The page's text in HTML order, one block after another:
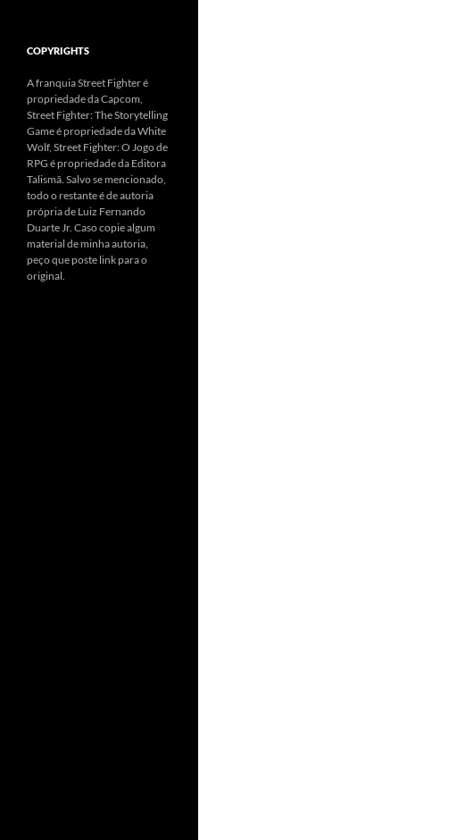
COPYRIGHTS
A franquia Street Fighter é
propriedade da Capcom,
Street Fighter: The Storytelling
Game é propriedade da White
Wolf, Street Fighter: O Jogo de
RPG é propriedade da Editora
Talismã. Salvo se mencionado,
todo o restante é de autoria
própria de Luiz Fernando
Duarte Jr. Caso copie algum
material de minha autoria,
peço que poste link para o
original.